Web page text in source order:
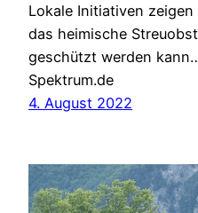
Lokale Initiativen
das heimische
geschützt werden
Spektrum.de
4. August 2022